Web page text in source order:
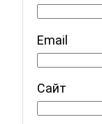
Email
Сайт